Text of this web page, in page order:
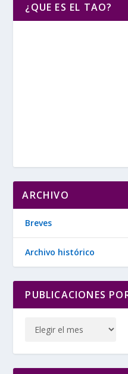
¿QUE ES EL TAO?
ARCHIVO
Breves
Archivo histórico
PUBLICACIONES